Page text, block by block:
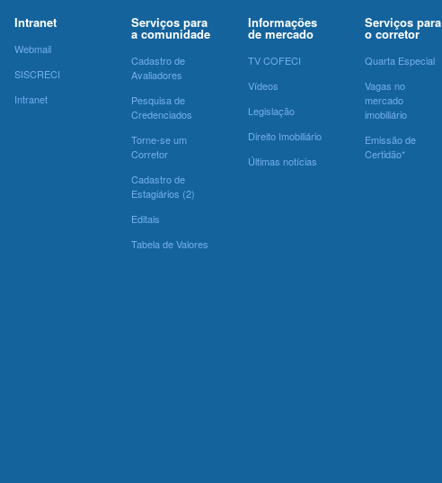
Intranet
Webmail
SISCRECI
Intranet
Serviços para
a comunidade
Cadastro de
Avaliadores
Pesquisa de
Credenciados
Torne-se um
Corretor
Cadastro de
Estagiários (2)
Editais
Tabela de Valores
Informações
de mercado
TV COFECI
Vídeos
Legislação
Direito Imobiliário
Últimas notícias
Serviços para
o corretor
Quarta Especial
Vagas no
mercado
imobiliário
Emissão de
Certidão*